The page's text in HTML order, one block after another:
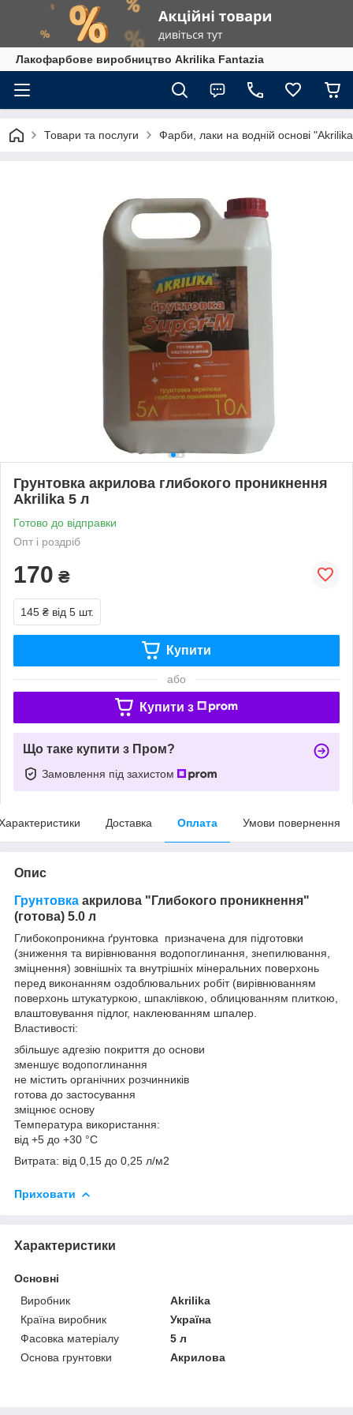
Лакофарбове виробництво Akrilika Fantazia
Товари та послуги Фарби, лаки на водній основі
Грунтовка акрилова глибокого проникнення
Akrilika 5 л
Готово до відправки
Опт і роздріб
170 ₴
145 ₴ від 5 шт.
Купити
або
Купити з
Що таке купити з Пром?
Замовлення під захистом
Доставка Оплата Умови повернення
Опис
Грунтовка акрилова "Глибокого проникнення"
(готова) 5.0 л
Глибокопроникна ґрунтовка призначена для підготовки
(зниження та вирівнювання водопоглинання, знепилювання,
зміцнення) зовнішніх та внутрішніх мінеральних поверхонь
перед виконанням оздоблювальних робіт (вирівнюванням
поверхонь штукатуркою, шпаклівкою, облицюванням плиткою,
влаштовування підлог, наклеюванням шпалер.
Властивості:
збільшує адгезію покриття до основи
зменшує водопоглинання
не містить органічних розчинників
готова до застосування
зміцнює основу
Температура використання:
від +5 до +30 °C
Витрата: від 0,15 до 0,25 л/м2
Приховати
Характеристики
Основні
Виробник
Akrilika
Країна виробник
Україна
Фасовка матеріалу
5 л
Основа грунтовки
Акрилова